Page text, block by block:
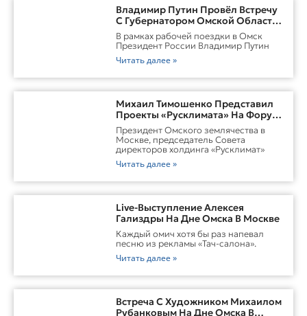
Владимир Путин Провёл Встречу
С Губернатором Омской Области
Виталием ХоценкоИсточник
В рамках рабочей поездки в Омск
Президент России Владимир Путин
Читать далее »
Михаил Тимошенко Представил
Проекты «Русклимата» На Форуме
России И Казахстана
Президент Омского землячества в
Москве, председатель Совета
директоров холдинга «Русклимат»
Читать далее »
Live-Выступление Алексея
Гализдры На Дне Омска В Москве
Каждый омич хотя бы раз напевал
песню из рекламы «Тач-салона».
Читать далее »
Встреча С Художником Михаилом
Рубанковым На Дне Омска В